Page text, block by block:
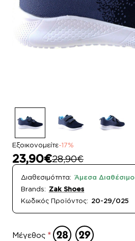
Εξοικονομείτε-17%
23,90€28,90€
Διαθεσιμότητα: Άμεσα Διαθέσιμο
Brands: Zak Shoes
Κωδικός Προϊόντος: 20-29/025
Μέγεθος